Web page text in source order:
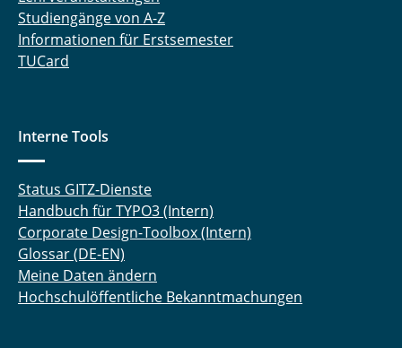
Studiengänge von A-Z
Informationen für Erstsemester
TUCard
Interne Tools
Status GITZ-Dienste
Handbuch für TYPO3 (Intern)
Corporate Design-Toolbox (Intern)
Glossar (DE-EN)
Meine Daten ändern
Hochschulöffentliche Bekanntmachungen